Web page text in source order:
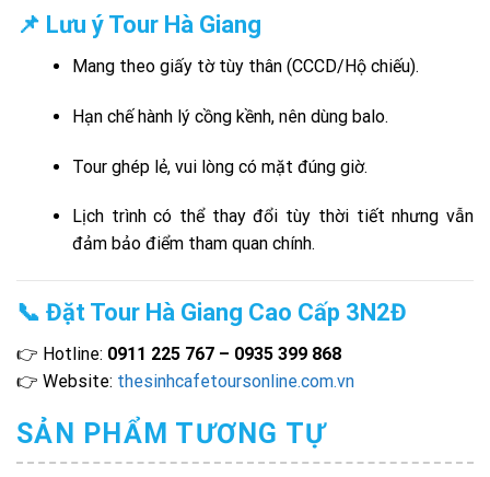
📌 Lưu ý Tour Hà Giang
Mang theo giấy tờ tùy thân (CCCD/Hộ chiếu).
Hạn chế hành lý cồng kềnh, nên dùng balo.
Tour ghép lẻ, vui lòng có mặt đúng giờ.
Lịch trình có thể thay đổi tùy thời tiết nhưng vẫn
đảm bảo điểm tham quan chính.
📞 Đặt Tour Hà Giang Cao Cấp 3N2Đ
👉 Hotline: 0911 225 767 – 0935 399 868
👉 Website: thesinhcafetoursonline.com.vn
SẢN PHẨM TƯƠNG TỰ